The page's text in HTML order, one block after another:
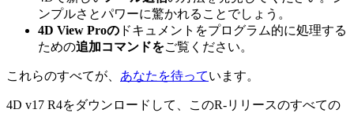
ンプルさとパワーに驚かれることでしょう。
4D View Proの ドキュメントをプログラム的に処理する
ための追加コマンドをご覧ください。
これらのすべてが、 あなたを待っています。
4D v17 R4をダウンロードして、このR-リリースのすべての